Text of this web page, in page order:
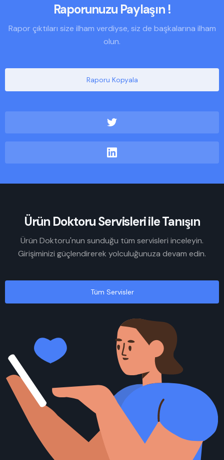
Raporunuzu Paylaşın !
Rapor çıktıları size ilham verdiyse, siz de başkalarına ilham
olun.
Raporu Kopyala
Ürün Doktoru Servisleri ile Tanışın
Ürün Doktoru'nun sunduğu tüm servisleri inceleyin.
Girişiminizi güçlendirerek yolculuğunuza devam edin.
Tüm Servisler